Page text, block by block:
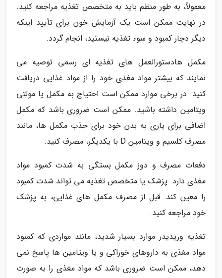
معمولاً، به طور منظم باید به متخصص تغذیه مراجعه کنید.
در نهایت ممکن است یک آزمایش خون برای تأیید اینکه
دیگر دچار کمبود و سوء تغذیه نیستید، انجام گردد.
مکمل هادستورالعمل های تغذیه ای رسمی توصیه می
نمایند که بیشتر مواد مغذی خود را از مواد غذایی دریافت
کنید. در برخی موارد ممکن است احتیاج به مکمل یا مولتی
ویتامین داشته باشید. ممکن است ضروری باشد که مکمل
اضافی برای یاری به بدن خود برای جذب مکمل ها، مانند
مصرف کلسیم و ویتامین D با یکدیگر، مصرف کنید.
دفعات مصرف و دوز مکمل بستگی به شدت کمبود مواد
مغذی دارد. پزشک یا متخصص تغذیه می تواند شدت کمبود
را معین کند. قبل از مصرف مکمل های غذایی، به پزشک
خود مراجعه کنید.
تغذیه وریدیدر موارد بسیار شدید، مانند مواردی که کمبود
مواد مغذی به داروهای خوراکی و یا ویتامین ها پاسخ نمی
دهد، ممکن است ضروری باشد که مواد مغذی را به صورت